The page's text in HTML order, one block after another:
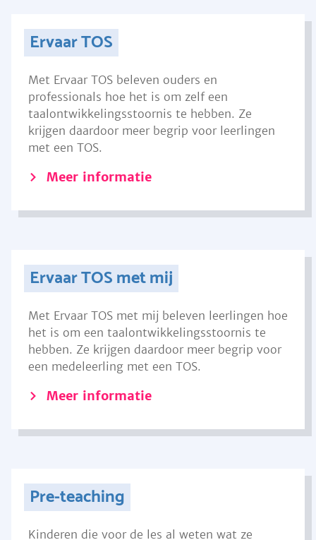
Ervaar TOS
Met Ervaar TOS beleven ouders en
professionals hoe het is om zelf een
taalontwikkelingsstoornis te hebben. Ze
krijgen daardoor meer begrip voor leerlingen
met een TOS.
Meer informatie
Ervaar TOS met mij
Met Ervaar TOS met mij beleven leerlingen hoe
het is om een taalontwikkelingsstoornis te
hebben. Ze krijgen daardoor meer begrip voor
een medeleerling met een TOS.
Meer informatie
Pre-teaching
Kinderen die voor de les al weten wat ze